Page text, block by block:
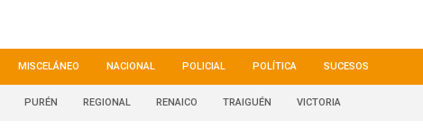
MISCELÁNEO NACIONAL POLICIAL POLÍTICA SUCESOS
PURÉN REGIONAL RENAICO TRAIGUÉN VICTORIA